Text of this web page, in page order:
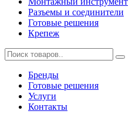
Разъемы и соединители
Готовые решения
Крепеж
Бренды
Готовые решения
Услуги
Контакты